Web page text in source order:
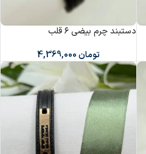
دستبند چرم بیضی ۶ قلب
تومان